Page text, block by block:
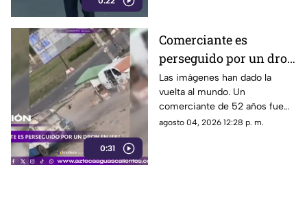
0:31
Comerciante es
perseguido por un dron
en Jersón
Las imágenes han dado la
vuelta al mundo. Un
comerciante de 52 años fue
perseguido por un dron FPV
agosto 04, 2026 12:28 p. m.